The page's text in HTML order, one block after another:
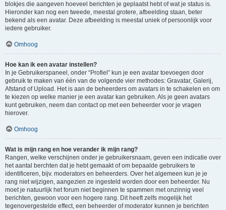
blokjes die aangeven hoeveel berichten je geplaatst hebt of wat je status is.
Hieronder kan nog een tweede, meestal grotere, afbeelding staan, beter
bekend als een avatar. Deze afbeelding is meestal uniek of persoonlijk voor
iedere gebruiker.
Omhoog
Hoe kan ik een avatar instellen?
In je Gebruikerspaneel, onder “Profiel” kun je een avatar toevoegen door
gebruik te maken van één van de volgende vier methodes: Gravatar, Galerij,
Afstand of Upload. Het is aan de beheerders om avatars in te schakelen en om
te kiezen op welke manier je een avatar kan gebruiken. Als je geen avatars
kunt gebruiken, neem dan contact op met een beheerder voor je vragen
hierover.
Omhoog
Wat is mijn rang en hoe verander ik mijn rang?
Rangen, welke verschijnen onder je gebruikersnaam, geven een indicatie over
het aantal berchten dat je hebt gemaakt of om bepaalde gebruikers te
identificeren, bijv. moderators en beheerders. Over het algemeen kun je je
rang niet wijzigen, aangezien ze ingesteld worden door een beheerder. Nu
moet je natuurlijk het forum niet beginnen te spammen met onzinnig veel
berichten, gewoon voor een hogere rang. Dit heeft zelfs mogelijk het
tegenovergestelde effect, een beheerder of moderator kunnen je berichten